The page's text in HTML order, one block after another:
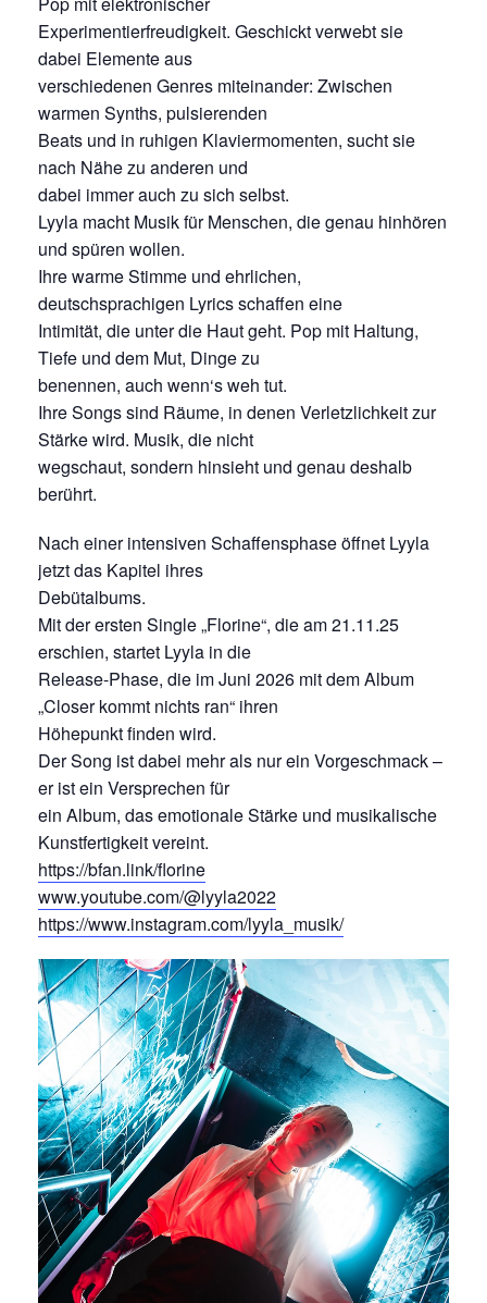
Experimentierfreudigkeit. Geschickt verwebt sie
dabei Elemente aus
verschiedenen Genres miteinander: Zwischen
warmen Synths, pulsierenden
Beats und in ruhigen Klaviermomenten, sucht sie
nach Nähe zu anderen und
dabei immer auch zu sich selbst.
Lyyla macht Musik für Menschen, die genau hinhören
und spüren wollen.
Ihre warme Stimme und ehrlichen,
deutschsprachigen Lyrics schaffen eine
Intimität, die unter die Haut geht. Pop mit Haltung,
Tiefe und dem Mut, Dinge zu
benennen, auch wenn‘s weh tut.
Ihre Songs sind Räume, in denen Verletzlichkeit zur
Stärke wird. Musik, die nicht
wegschaut, sondern hinsieht und genau deshalb
berührt.
Nach einer intensiven Schaffensphase öffnet Lyyla
jetzt das Kapitel ihres
Debütalbums.
Mit der ersten Single „Florine“, die am 21.11.25
erschien, startet Lyyla in die
Release-Phase, die im Juni 2026 mit dem Album
„Closer kommt nichts ran“ ihren
Höhepunkt finden wird.
Der Song ist dabei mehr als nur ein Vorgeschmack –
er ist ein Versprechen für
ein Album, das emotionale Stärke und musikalische
Kunstfertigkeit vereint.
https://bfan.link/florine
www.youtube.com/@lyyla2022
https://www.instagram.com/lyyla_musik/